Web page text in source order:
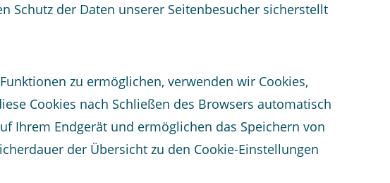
Schutz der Daten unserer Seitenbesucher sicherstellt
zu ermöglichen, verwenden wir Cookies,
Cookies nach Schließen des Browsers automatisch
Ihrem Endgerät und ermöglichen das Speichern von
der Übersicht zu den Cookie-Einstellungen